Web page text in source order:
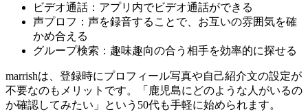
ビデオ通話：アプリ内でビデオ通話ができる
声プロフ：声を録音することで、お互いの雰囲気を確
かめ合える
グループ検索：趣味趣向の合う相手を効率的に探せる
marrishは、登録時にプロフィール写真や自己紹介文の設定が
不要なのもメリットです。「鹿児島にどのような人がいるの
か確認してみたい」という50代も手軽に始められます。